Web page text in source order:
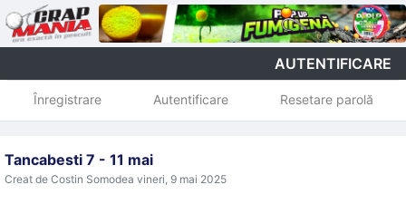
AUTENTIFICARE
Înregistrare Autentificare Resetare parolă
Tancabesti 7 - 11 mai
Creat de Costin Somodea vineri, 9 mai 2025